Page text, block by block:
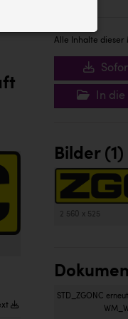
Alle Inhalte dieser
In
Bilder (1)
2 560 x 525
STD_ZGONC
Website